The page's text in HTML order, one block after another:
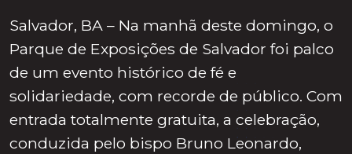
Salvador, BA – Na manhã deste domingo, o
Parque de Exposições de Salvador foi palco
de um evento histórico de fé e
solidariedade, com recorde de público. Com
entrada totalmente gratuita, a celebração,
conduzida pelo bispo Bruno Leonardo,